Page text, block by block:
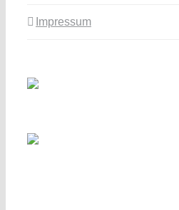
Impressum